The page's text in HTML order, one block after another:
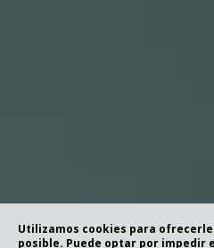
Utilizamos cookies para
posible. Puede optar por impedir